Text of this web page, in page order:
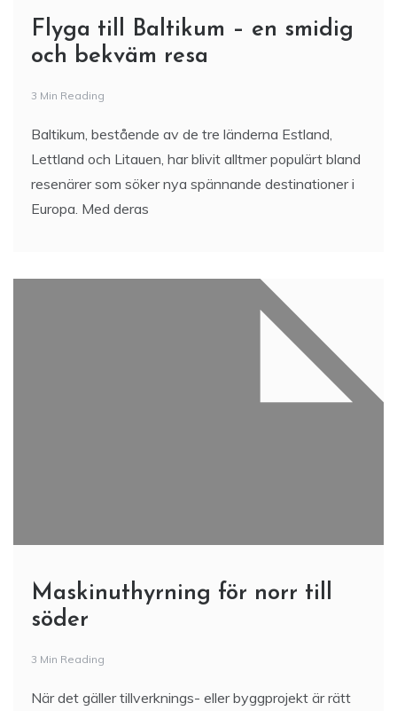
Flyga till Baltikum – en smidig
och bekväm resa
3 Min Reading
Baltikum, bestående av de tre länderna Estland,
Lettland och Litauen, har blivit alltmer populärt bland
resenärer som söker nya spännande destinationer i
Europa. Med deras
Maskinuthyrning för norr till
söder
3 Min Reading
När det gäller tillverknings- eller byggprojekt är rätt